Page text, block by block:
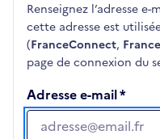
Renseignez l’adresse
cette adresse est
(FranceConnect,
page de connexion du
Adresse e-mail
Adresse e-mail